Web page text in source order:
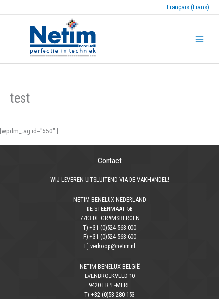
Français (Frans)
test
[wpdm_tag id="550" ]
Contact
WIJ LEVEREN UITSLUITEND VIA DE VAKHANDEL!
NETIM BENELUX NEDERLAND
DE STEENMAAT 5B
7783 DE GRAMSBERGEN
T) +31 (0)524-563 000
F) +31 (0)524-563 600
E) verkoop@netim.nl
NETIM BENELUX BELGIË
EVENBROEKVELD 10
9420 ERPE-MERE
T) +32 (0)53-280 153